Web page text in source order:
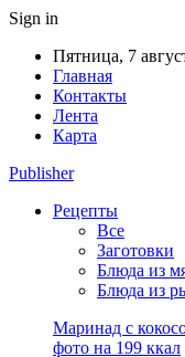
Sign in
Пятница, 7
Главная
Контакты
Лента
Карта
Publisher
Рецепты
Все
Заготовки
Блюда из
Блюда из
Маринад с
фото на 199 ккал